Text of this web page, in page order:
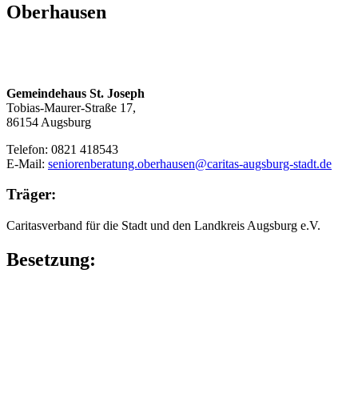
Oberhausen
Gemeindehaus St. Joseph
Tobias-Maurer-Straße 17,
86154 Augsburg
Telefon: 0821 418543
E-Mail: seniorenberatung.oberhausen@caritas-augsburg-stadt.de
Träger:
Caritasverband für die Stadt und den Landkreis Augsburg e.V.
Besetzung: